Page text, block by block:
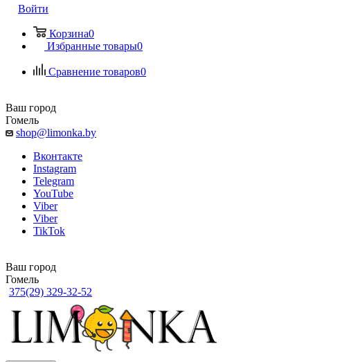
Войти
Корзина0
Избранные товары0
Сравнение товаров0
Ваш город
Гомель
shop@limonka.by
Вконтакте
Instagram
Telegram
YouTube
Viber
Viber
TikTok
Ваш город
Гомель
375(29) 329-32-52